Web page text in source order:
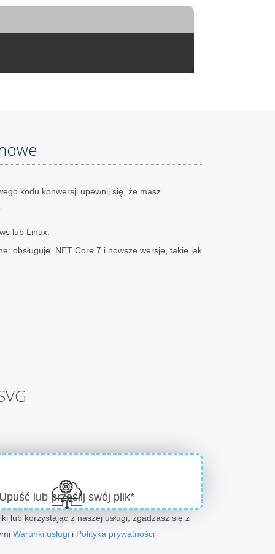
kodu konwersji upewnij się, że masz
lub Linux.
obsługuje .NET Core 7 i nowsze wersje, takie jak
lub prześlij swój plik*
lub korzystając z naszej usługi, zgadzasz się z
Warunki usługi i Polityka prywatności